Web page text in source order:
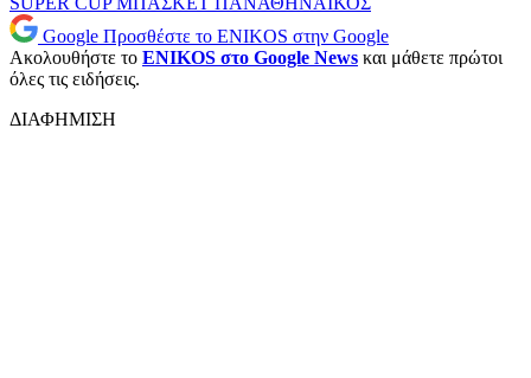
Google Προσθέστε το ENIKOS στην Google
Ακολουθήστε το ENIKOS στο Google News και μάθετε πρώτοι
όλες τις ειδήσεις.
ΔΙΑΦΗΜΙΣΗ